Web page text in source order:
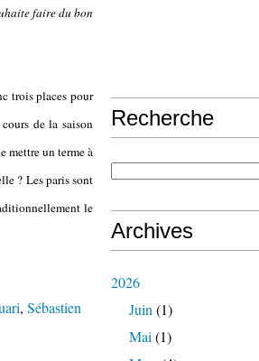
faire du bon
trois places pour
de la saison
mettre un terme à
? Les paris sont
le
, Sébastien
Recherche
Archives
2026
Juin (1)
Mai (1)